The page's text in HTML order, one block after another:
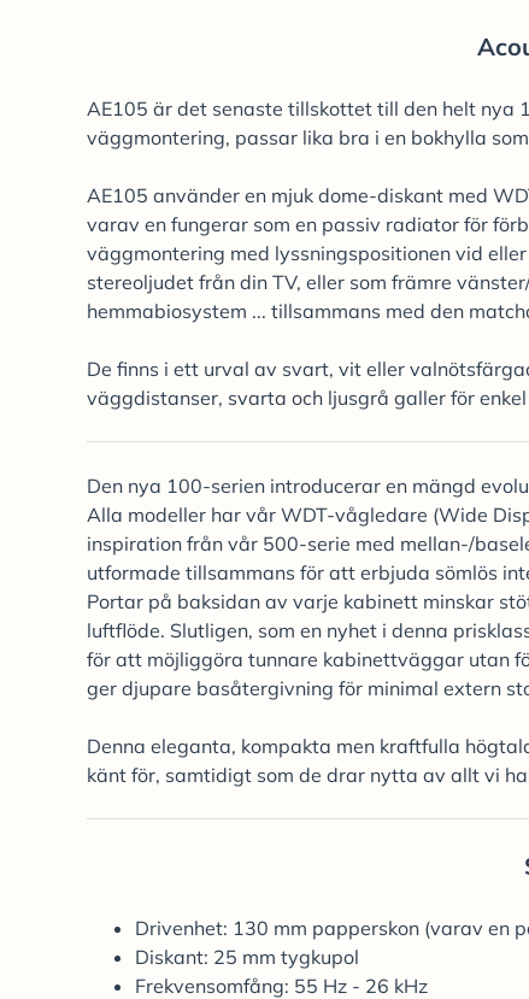
AE105 är det senaste tillskottet till den helt nya
väggmontering, passar lika bra i en bokhylla
AE105 använder en mjuk dome-diskant med
varav en fungerar som en passiv radiator för
väggmontering med lyssningspositionen vid
stereoljudet från din TV, eller som främre
hemmabiosystem ... tillsammans med den
De finns i ett urval av svart, vit eller
väggdistanser, svarta och ljusgrå galler för
Den nya 100-serien introducerar en mängd
Alla modeller har vår WDT-vågledare (Wide
inspiration från vår 500-serie med mellan-/
utformade tillsammans för att erbjuda sömlös
Portar på baksidan av varje kabinett minskar
luftflöde. Slutligen, som en nyhet i denna
för att möjliggöra tunnare kabinettväggar utan
ger djupare basåtergivning för minimal extern
Denna eleganta, kompakta men kraftfulla
känt för, samtidigt som de drar nytta av allt vi
Drivenhet: 130 mm papperskon (varav en
Diskant: 25 mm tygkupol
Frekvensomfång: 55 Hz - 26 kHz